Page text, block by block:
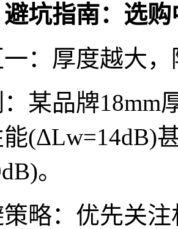
指南：选购
厚度越大，
品牌18mm厚
(ΔLw=14dB)
。
：优先关注